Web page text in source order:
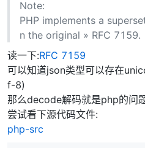
Note:
PHP implements a
n the original » RFC 7159.
读一下:RFC 7159
可以知道json类型可以存在
f-8)
那么decode解码就是php的问
尝试看下源代码文件:
php-src